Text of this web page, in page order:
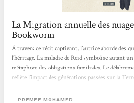
La Migration annuelle des
Bookworm
À travers ce récit captivant, l’autrice aborde des
l’héritage. La maladie de Reid symbolise autant
métaphore des obligations familiales. Le
reflète l’impact des générations passées sur la
omniprésents, portés par des réflexions
PREMEE MOHAMED